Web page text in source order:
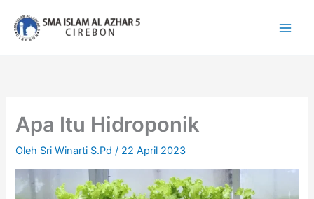
konten
Apa Itu Hidroponik
Oleh Sri Winarti S.Pd/ 22 April 2023